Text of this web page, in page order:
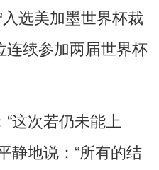
选美加墨世界杯裁
连续参加两届世界杯
次若仍未能上
静地说：“所有的结